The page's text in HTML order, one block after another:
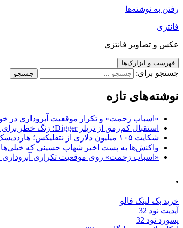
رفتن به نوشته‌ها
فانتزی
عکس و تصاویر فانتزی
فهرست و ابزارک‌ها
جستجو برای:
نوشته‌های تازه
«اسباب زحمت» و تکرار موقعیت آبروداری در خواستگاری؛
استقبال کم‌رمق از تریلر Digger؛ زنگ خطر برای فیلم جدید تام کروز و برادران وارنر
شکایت ۱۰۵ میلیون دلاری از نتفلیکس؛ هارددیسک حاوی فیلم جدید نیکلاس کیج به سرقت رفت
واکنش‌ها به پست اخیر شهاب حسینی که خیلی‌ها
«اسباب زحمت» روی موقعیت تکراری آبروداری در
.
خرید بک لینک فالو
آپدیت نود 32
پسورد نود 32